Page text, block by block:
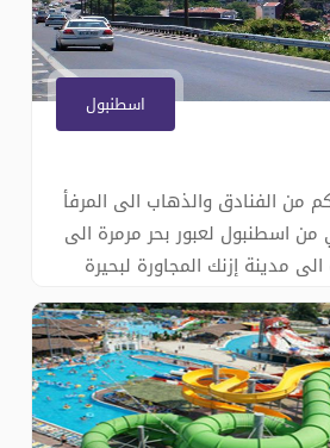
اسطنبول
من الفنادق والذهاب الى المرفأ
اسطنبول لعبور بحر مرمرة الى
مدينة إزنك المجاورة لبحيرة
أكبر بحيرة طبيعية بتركيا, يعود
تاريخ المدينة لاكثر من 2500 سنة قبل الميلاد وشهرتها
في مدينة إزنك سنزور جامع الآ�